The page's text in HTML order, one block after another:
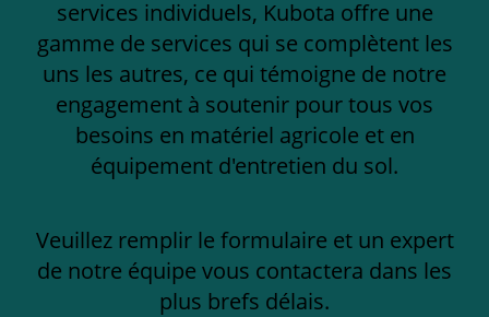
services individuels, Kubota offre une
gamme de services qui se complètent les
uns les autres, ce qui témoigne de notre
engagement à soutenir pour tous vos
besoins en matériel agricole et en
équipement d'entretien du sol.
Veuillez remplir le formulaire et un expert
de notre équipe vous contactera dans les
plus brefs délais.